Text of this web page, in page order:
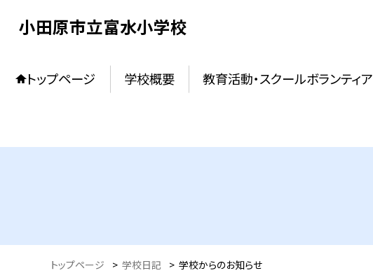
小田原市立富水小学校
トップページ 学校概要 教育活動・スクールボランティア
トップページ > 学校日記 > 学校からのお知らせ